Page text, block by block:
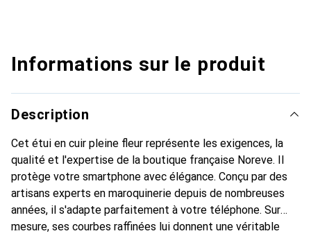
Informations sur le produit
Description
Cet étui en cuir pleine fleur représente les exigences, la
qualité et l'expertise de la boutique française Noreve. Il
protège votre smartphone avec élégance. Conçu par des
artisans experts en maroquinerie depuis de nombreuses
années, il s'adapte parfaitement à votre téléphone. Sur
mesure, ses courbes raffinées lui donnent une véritable